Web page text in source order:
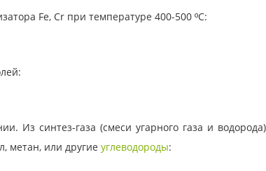
Fe, Cr при температуре 400-500 ºС:
Из синтез-газа (смеси угарного газа и
метан, или другие углеводороды: